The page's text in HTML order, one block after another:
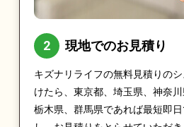
現地でのお見積り
キズナリライフの無料見積りの
けたら、東京都、埼玉県、神奈川
栃木県、群馬県であれば最短即